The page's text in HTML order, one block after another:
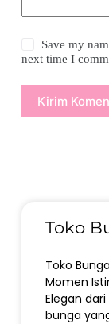
Save my
next time I
Kirim
Toko
Toko
Momen
Elegan
bunga